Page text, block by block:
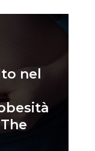
nel